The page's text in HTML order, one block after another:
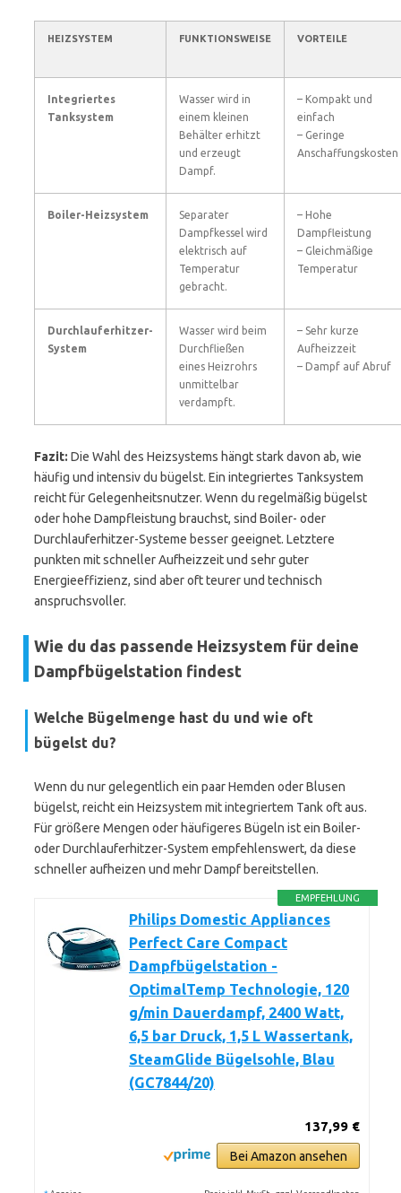
HEIZSYSTEM FUNKTIONSWEISE VORTEILE
Integriertes
Tanksystem
Wasser wird in
einem kleinen
Behälter erhitzt
und erzeugt
Dampf.
– Kompakt und
einfach
– Geringe
Anschaffungskosten
Boiler-Heizsystem
Separater
Dampfkessel wird
elektrisch auf
Temperatur
gebracht.
– Hohe
Dampfleistung
– Gleichmäßige
Temperatur
Durchlauferhitzer-
System
Wasser wird beim
Durchfließen
eines Heizrohrs
unmittelbar
verdampft.
– Sehr kurze
Aufheizzeit
– Dampf auf Abruf
Fazit: Die Wahl des Heizsystems hängt stark davon ab, wie
häufig und intensiv du bügelst. Ein integriertes Tanksystem
reicht für Gelegenheitsnutzer. Wenn du regelmäßig bügelst
oder hohe Dampfleistung brauchst, sind Boiler- oder
Durchlauferhitzer-Systeme besser geeignet. Letztere
punkten mit schneller Aufheizzeit und sehr guter
Energieeffizienz, sind aber oft teurer und technisch
anspruchsvoller.
Wie du das passende Heizsystem für deine
Dampfbügelstation findest
Welche Bügelmenge hast du und wie oft
bügelst du?
Wenn du nur gelegentlich ein paar Hemden oder Blusen
bügelst, reicht ein Heizsystem mit integriertem Tank oft aus.
Für größere Mengen oder häufigeres Bügeln ist ein Boiler-
oder Durchlauferhitzer-System empfehlenswert, da diese
schneller aufheizen und mehr Dampf bereitstellen.
EMPFEHLUNG
Philips Domestic Appliances
Perfect Care Compact
Dampfbügelstation -
OptimalTemp Technologie, 120
g/min Dauerdampf, 2400 Watt,
6,5 bar Druck, 1,5 L Wassertank,
SteamGlide Bügelsohle, Blau
(GC7844/20)
137,99 €
Bei Amazon ansehen